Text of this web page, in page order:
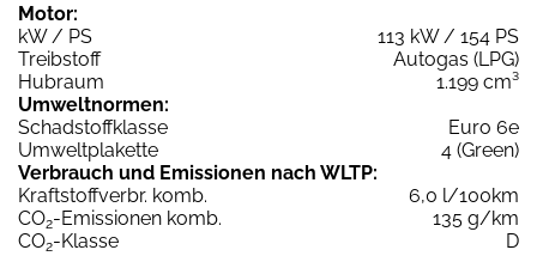
Motor:
kW / PS
113 kW / 154 PS
Treibstoff
Autogas (LPG)
Hubraum
1.199 cm³
Umweltnormen:
Schadstoffklasse
Euro 6e
Umweltplakette
4 (Green)
Verbrauch und Emissionen nach WLTP:
Kraftstoffverbr. komb.
6,0 l/100km
CO2-Emissionen komb.
135 g/km
CO2-Klasse
D